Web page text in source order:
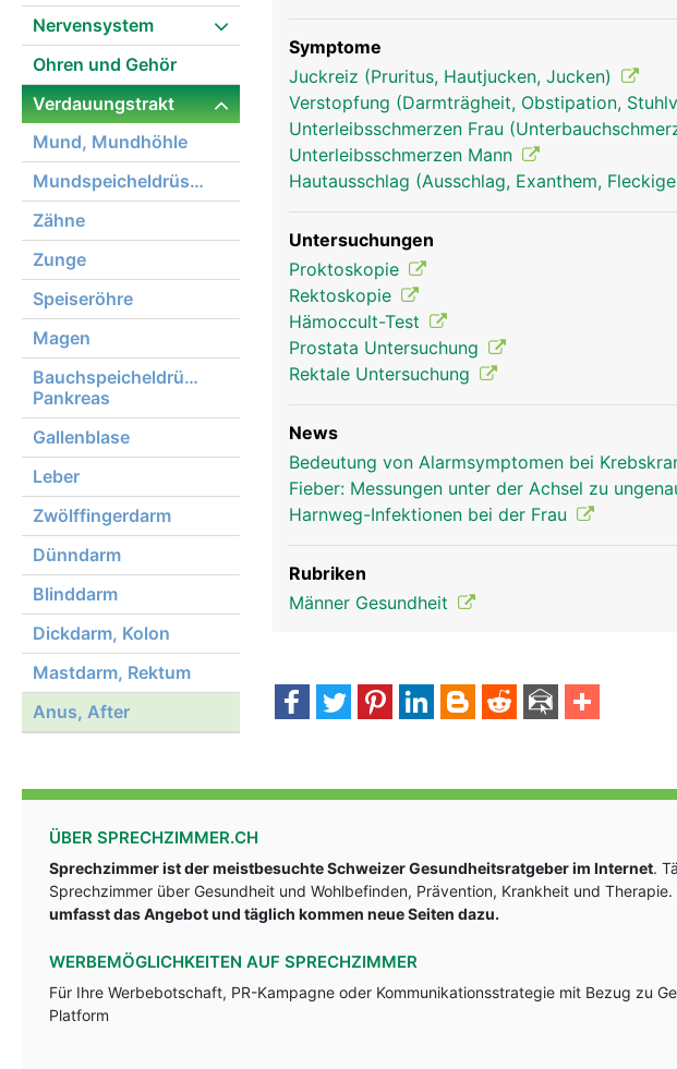
Nervensystem
Ohren und Gehör
Verdauungstrakt
Mund, Mundhöhle
Mundspeicheldrüsen
Zähne
Zunge
Speiseröhre
Magen
Bauchspeicheldrüse,
Pankreas
Gallenblase
Leber
Zwölffingerdarm
Dünndarm
Blinddarm
Dickdarm, Kolon
Mastdarm, Rektum
Anus, After
anus frau anus
Symptome
Juckreiz (Pruritus, Hautjucken, Jucken)
Verstopfung (Darmträgheit, Obstipation,
Unterleibsschmerzen Frau
Unterleibsschmerzen Mann
Hautausschlag (Ausschlag, Exanthem,
Untersuchungen
Proktoskopie
Rektoskopie
Hämoccult-Test
Prostata Untersuchung
Rektale Untersuchung
News
Bedeutung von Alarmsymptomen bei
Fieber: Messungen unter der Achsel zu
Harnweg-Infektionen bei der Frau
Rubriken
Männer Gesundheit
ÜBER SPRECHZIMMER.CH
Sprechzimmer ist der meistbesuchte Schweizer Gesundheitsratgeber im Internet.
Sprechzimmer über Gesundheit und Wohlbefinden, Prävention, Krankheit und Therapie.
umfasst das Angebot und täglich kommen neue Seiten dazu.
WERBEMÖGLICHKEITEN AUF SPRECHZIMMER
Für Ihre Werbebotschaft, PR-Kampagne oder Kommunikationsstrategie mit Bezug zu
Platform